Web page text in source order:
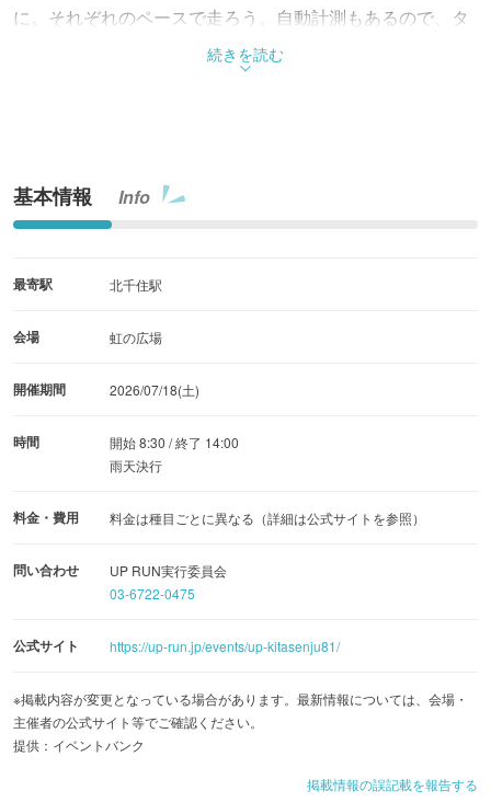
に。それぞれのペースで走ろう。自動計測もあるので、タ
イムを測定したい人もこの機会に参加を。主催はUP RUN
続きを読む
基本情報 Info
最寄駅 北千住駅
会場 虹の広場
開催期間 2026/07/18(土)
時間
開始 8:30 / 終了 14:00
雨天決行
料金・費用 料金は種目ごとに異なる（詳細は公式サイトを参照）
問い合わせ
UP RUN実行委員会
03-6722-0475
公式サイト https://up-run.jp/events/up-kitasenju81/
※掲載内容が変更となっている場合があります。最新情報については、会場・
主催者の公式サイト等でご確認ください。
提供：イベントバンク
掲載情報の誤記載を報告する